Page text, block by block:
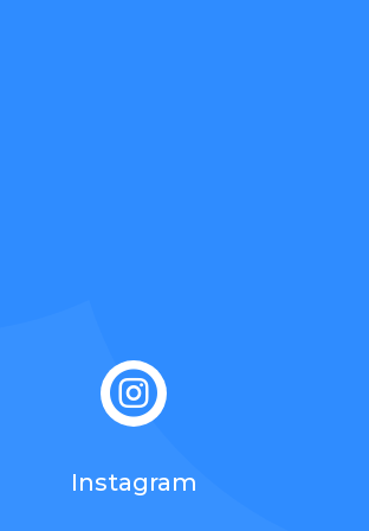

Instagram